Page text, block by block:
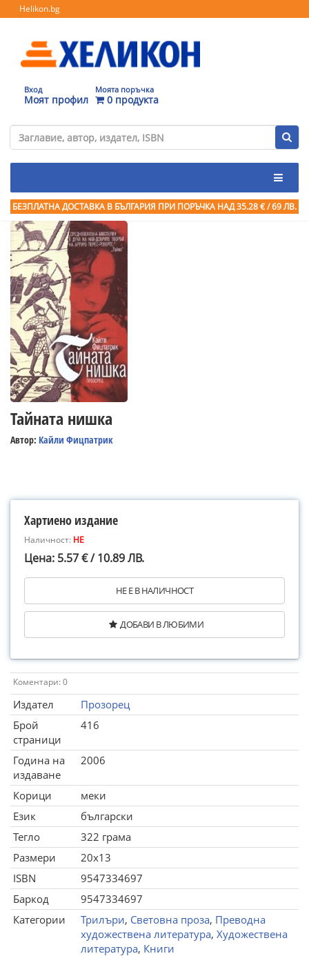
Helikon.bg
Вход
Моят профил
Моята поръчка
0 продукта
БЕЗПЛАТНА ДОСТАВКА В БЪЛГАРИЯ ПРИ ПОРЪЧКА НАД 35.28 € / 69 ЛВ.
Тайната нишка
Автор: Кайли Фицпатрик
Хартиено издание
Наличност: НЕ
Цена: 5.57 € / 10.89 ЛВ.
НЕ Е В НАЛИЧНОСТ
ДОБАВИ В ЛЮБИМИ
Коментари: 0
Издател
Прозорец
Брой
страници
416
Година на
издаване
2006
Корици
меки
Език
български
Тегло
322 грама
Размери
20x13
ISBN
9547334697
Баркод
9547334697
Категории
Трилъри, Световна проза, Преводна
художествена литература, Художествена
литература, Книги